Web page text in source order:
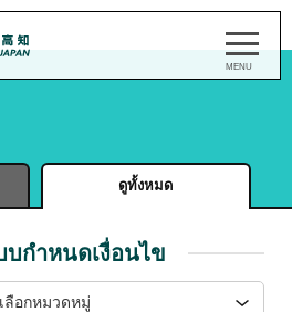
ดูทั้งหมด
กำหนดเงื่อนไข
เลือกหมวดหมู่